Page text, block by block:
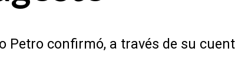
Petro confirmó, a través de su